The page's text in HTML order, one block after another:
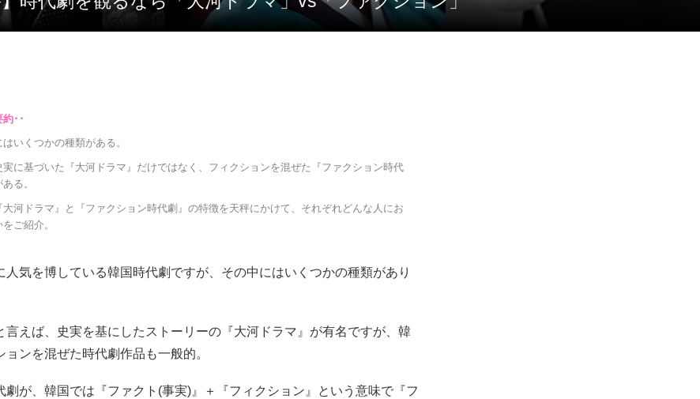
いくつかの種類がある。
実に基づいた『大河ドラマ』だけではなく、フィクションを混ぜた『ファクション時代
る。
大河ドラマ』と『ファクション時代劇』の特徴を天秤にかけて、それぞれどんな人にお
ご紹介。
人気を博している韓国時代劇ですが、その中にはいくつかの種類があり
言えば、史実を基にしたストーリーの『大河ドラマ』が有名ですが、韓
ョンを混ぜた時代劇作品も一般的。
劇が、韓国では『ファクト(事実)』＋『フィクション』という意味で『フ